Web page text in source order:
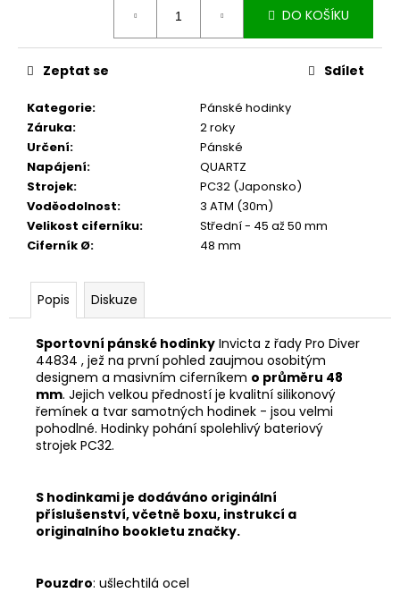
DO KOŠÍKU
Kategorie:
Pánské hodinky
Záruka:
2 roky
Určení:
Pánské
Napájení:
QUARTZ
Strojek:
PC32 (Japonsko)
Voděodolnost:
3 ATM (30m)
Velikost ciferníku:
Střední - 45 až 50 mm
Ciferník Ø: 48 mm
Zeptat se Sdílet
Popis Diskuze
Sportovní pánské hodinky Invicta z řady Pro Diver
44834 , jež na první pohled zaujmou osobitým
designem a masivním ciferníkem o průměru 48
mm. Jejich velkou předností je kvalitní silikonový
řemínek a tvar samotných hodinek - jsou velmi
pohodlné. Hodinky pohání spolehlivý bateriový
strojek PC32.
S hodinkami je dodáváno originální
příslušenství, včetně boxu, instrukcí a
originalního bookletu značky.
Pouzdro: ušlechtilá ocel